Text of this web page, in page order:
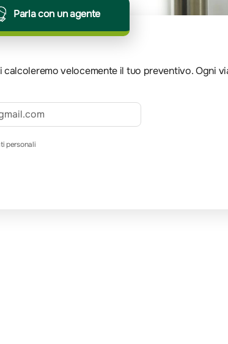
Parla con un agente
velocemente il tuo preventivo. Ogni
personali